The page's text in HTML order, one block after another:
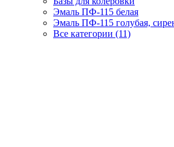
Эмаль ПФ-115 белая
Эмаль ПФ-115 голубая,
Все категории (11)